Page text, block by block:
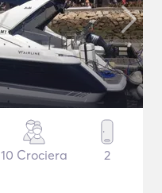
10 Crociera 2